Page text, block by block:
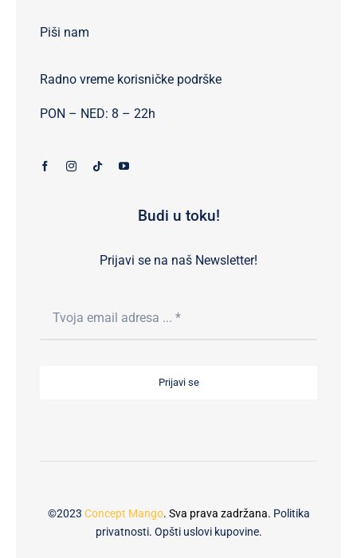
Budi u toku!
Prijavi se na naš Newsletter!
Prijavi se
Piši nam
Radno vreme korisničke podrške
PON – NED: 8 – 22h
©2023 Concept Mango. Sva prava zadržana. Politika
privatnosti. Opšti uslovi kupovine.